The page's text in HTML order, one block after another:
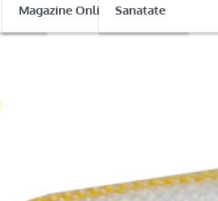
Magazine Online Sanatate